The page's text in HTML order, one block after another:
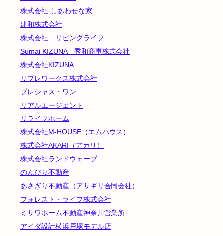
株式会社 しあわせな家
建和株式会社
株式会社 リビングライフ
Sumai KIZUNA 秀和商事株式会社
株式会社KIZUNA
リブレワークス株式会社
プレシャス・ワン
リアルエージェント
リライフホーム
株式会社M-HOUSE（エムハウス）
株式会社AKARI（アカリ）
株式会社ランドウェーブ
のんびり不動産
あさぎり不動産（アサギリ合同会社）
フォレスト・ライフ株式会社
ミサワホーム不動産神奈川営業所
アイダ設計横浜戸塚モデル店